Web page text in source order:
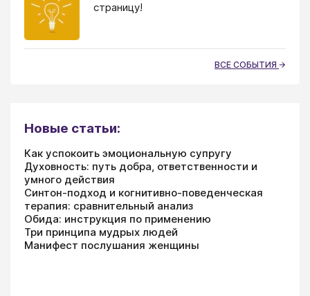
страницу!
ВСЕ СОБЫТИЯ
Новые статьи:
Как успокоить эмоциональную супругу
Духовность: путь добра, ответственности и
умного действия
Синтон-подход и когнитивно-поведенческая
терапия: сравнительный анализ
Обида: инструкция по применению
Три принципа мудрых людей
Манифест послушания женщины